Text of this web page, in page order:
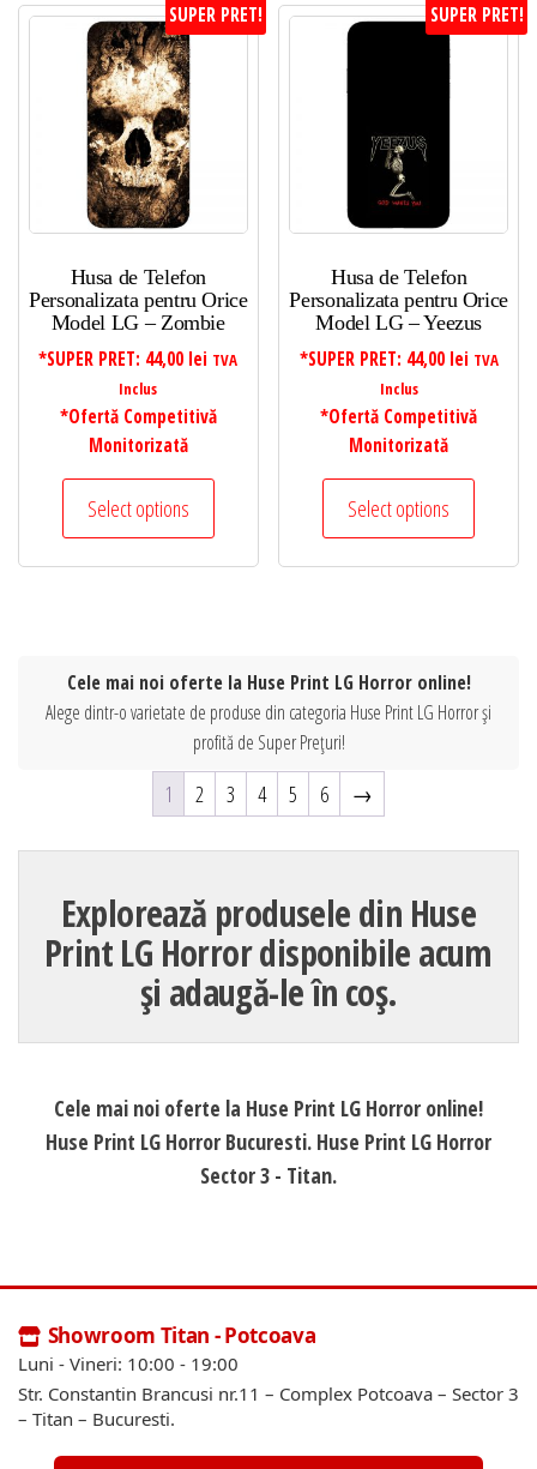
SUPER PRET!
Husa de Telefon
Personalizata pentru Orice
Model LG – Zombie
*SUPER PRET: 44,00 lei TVA
Inclus
*Ofertă Competitivă
Monitorizată
Select options
SUPER PRET!
Husa de Telefon
Personalizata pentru Orice
Model LG – Yeezus
*SUPER PRET: 44,00 lei TVA
Inclus
*Ofertă Competitivă
Monitorizată
Select options
Cele mai noi oferte la Huse Print LG Horror online!
Alege dintr-o varietate de produse din categoria Huse Print LG Horror și
profită de Super Prețuri!
1 2 3 4 5 6 →
Explorează produsele din Huse
Print LG Horror disponibile acum
și adaugă-le în coș.
Cele mai noi oferte la Huse Print LG Horror online!
Huse Print LG Horror Bucuresti. Huse Print LG Horror
Sector 3 - Titan.
Showroom Titan - Potcoava
Luni - Vineri: 10:00 - 19:00
Str. Constantin Brancusi nr.11 – Complex Potcoava – Sector 3
– Titan – Bucuresti.